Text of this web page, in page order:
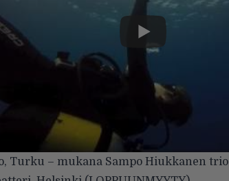
Turku – mukana Sampo Hiukkanen trio